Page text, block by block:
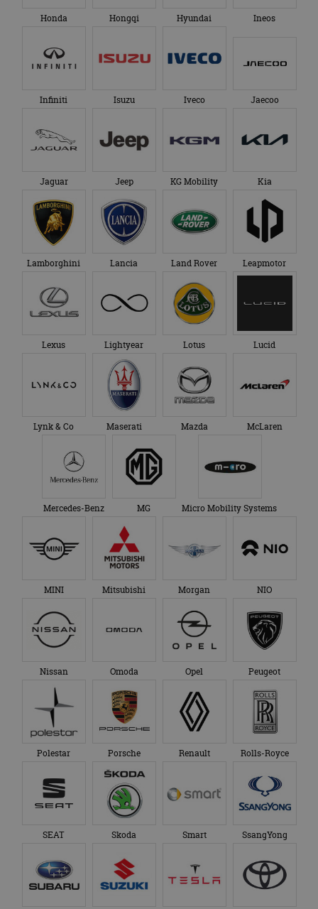
Honda Hongqi Hyundai Ineos
Infiniti Isuzu Iveco Jaecoo
Jaguar Jeep KG Mobility Kia
Lamborghini Lancia Land Rover Leapmotor
Lexus Lightyear Lotus Lucid
Lynk & Co Maserati Mazda McLaren
Mercedes-Benz MG Micro Mobility Systems
MINI Mitsubishi Morgan NIO
Nissan Omoda Opel Peugeot
Polestar Porsche Renault Rolls-Royce
SEAT Skoda Smart SsangYong